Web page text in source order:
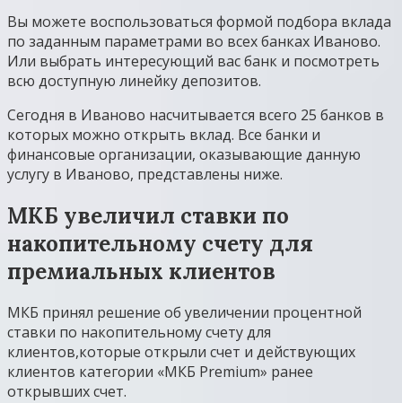
Вы можете воспользоваться формой подбора вклада
по заданным параметрами во всех банках Иваново.
Или выбрать интересующий вас банк и посмотреть
всю доступную линейку депозитов.
Сегодня в Иваново насчитывается всего 25 банков в
которых можно открыть вклад. Все банки и
финансовые организации, оказывающие данную
услугу в Иваново, представлены ниже.
МКБ увеличил ставки по
накопительному счету для
премиальных клиентов
МКБ принял решение об увеличении процентной
ставки по накопительному счету для
клиентов,которые открыли счет и действующих
клиентов категории «МКБ Premium» ранее
открывших счет.